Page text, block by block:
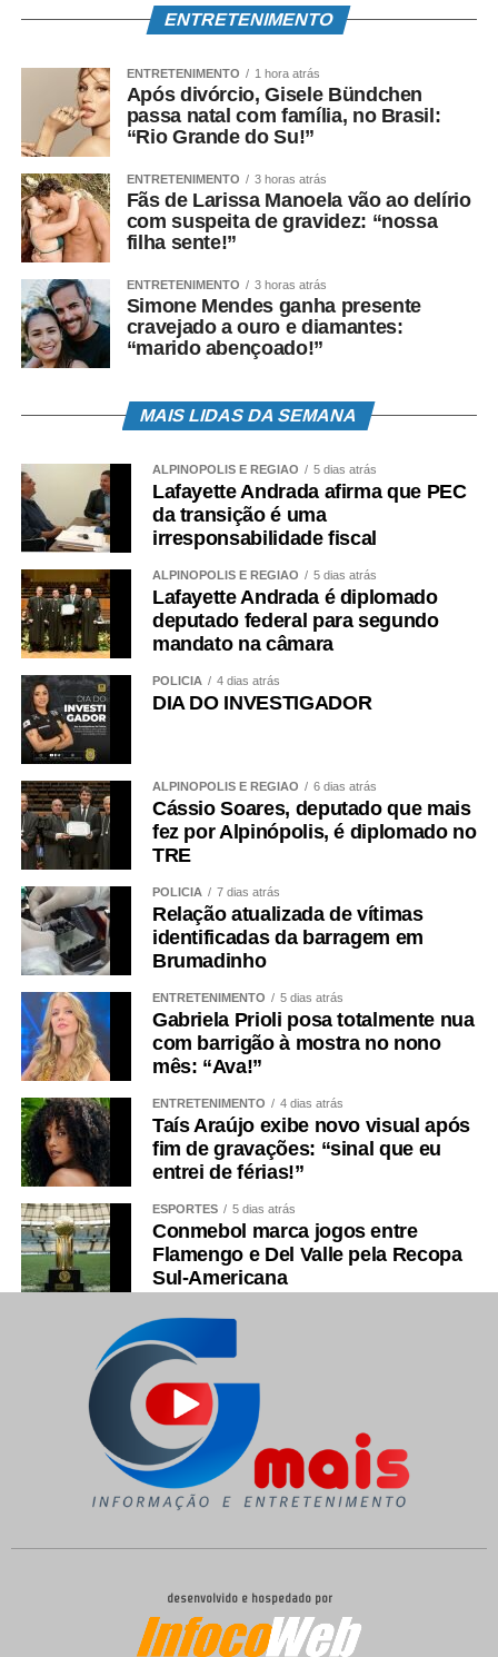
ENTRETENIMENTO
ENTRETENIMENTO 1 hora atrás
Após divórcio, Gisele Bündchen
passa natal com família, no Brasil:
“Rio Grande do Su!”
ENTRETENIMENTO 3 horas atrás
Fãs de Larissa Manoela vão ao delírio
com suspeita de gravidez: “nossa
filha sente!”
ENTRETENIMENTO 3 horas atrás
Simone Mendes ganha presente
cravejado a ouro e diamantes:
“marido abençoado!”
MAIS LIDAS DA SEMANA
ALPINÓPOLIS E REGIÃO 5 dias atrás
Lafayette Andrada afirma que PEC
da transição é uma
irresponsabilidade fiscal
ALPINÓPOLIS E REGIÃO 5 dias atrás
Lafayette Andrada é diplomado
deputado federal para segundo
mandato na câmara
POLÍCIA 4 dias atrás
DIA DO INVESTIGADOR
ALPINÓPOLIS E REGIÃO 6 dias atrás
Cássio Soares, deputado que mais
fez por Alpinópolis, é diplomado no
TRE
POLÍCIA 7 dias atrás
Relação atualizada de vítimas
identificadas da barragem em
Brumadinho
ENTRETENIMENTO 5 dias atrás
Gabriela Prioli posa totalmente nua
com barrigão à mostra no nono
mês: “Ava!”
ENTRETENIMENTO 4 dias atrás
Taís Araújo exibe novo visual após
fim de gravações: “sinal que eu
entrei de férias!”
ESPORTES 5 dias atrás
Conmebol marca jogos entre
Flamengo e Del Valle pela Recopa
Sul-Americana
desenvolvido e hospedado por